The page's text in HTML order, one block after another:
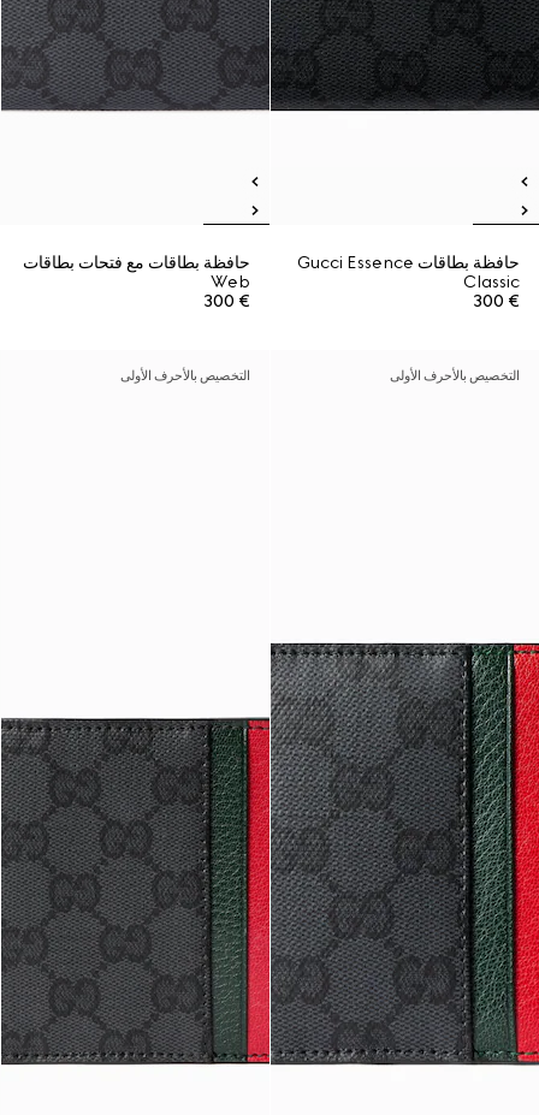
حافظة بطاقات Gucci Essence
Classic
€ 300
حافظة بطاقات مع فتحات بطاقات
Web
€ 300
التخصيص بالأحرف الأولى التخصيص بالأحرف الأولى